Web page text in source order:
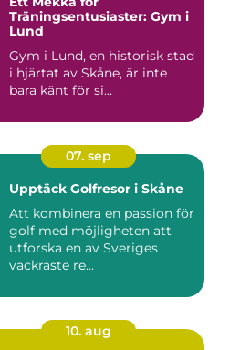
Träningsentusiaster: Gym i
Lund
Gym i Lund, en historisk stad
i hjärtat av Skåne, är inte
bara känt för si...
07. sep
Upptäck Golfresor i Skåne
Att kombinera en passion för
golf med möjligheten att
utforska en av Sveriges
vackraste re...
10. aug